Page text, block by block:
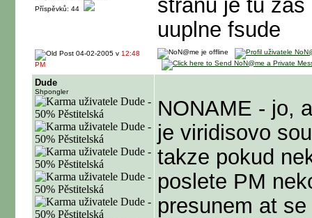
Příspěvků: 44
stranu je tu
uuplne fsude
04-02-2005 v 12:48
PM
Dude
Shpongler
NONAME - jo,
je viridisovo
takze pokud
poslete PM
presunem at